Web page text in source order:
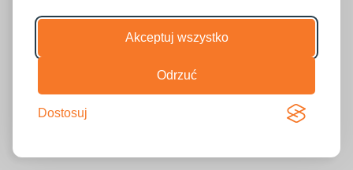
Akceptuj wszystko
Odrzuć
Dostosuj